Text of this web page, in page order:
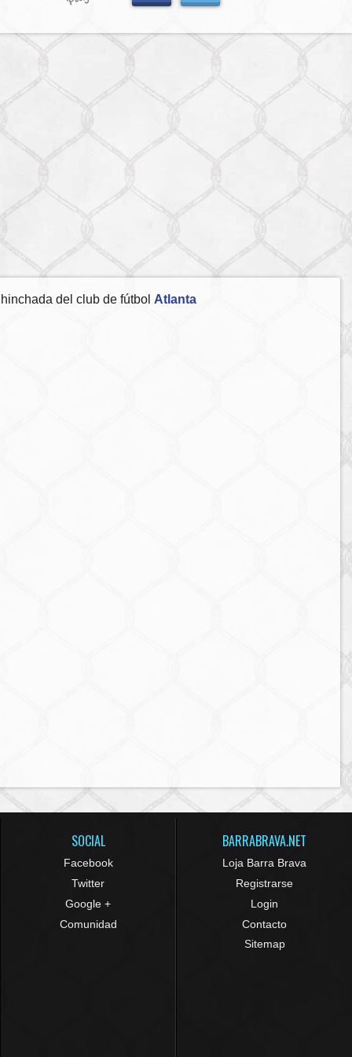
del club de fútbol Atlanta
SOCIAL
Facebook
Twitter
Google +
Comunidad
BARRABRAVA.NET
Loja Barra Brava
Registrarse
Login
Contacto
Sitemap